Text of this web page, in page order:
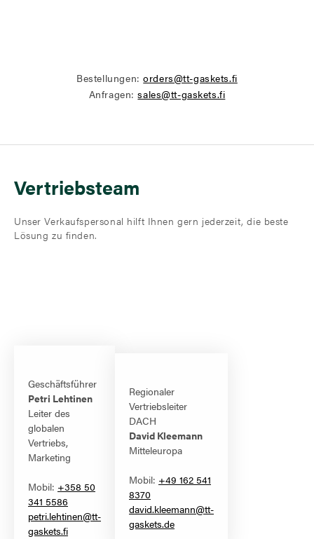
Bestellungen:orders@tt-gaskets.fi
Anfragen:sales@tt-gaskets.fi
Vertriebsteam
Unser Verkaufspersonal hilft Ihnen gern jederzeit, die beste
Lösung zu finden.
Geschäftsführer
Petri Lehtinen
Leiter des
globalen
Vertriebs,
Marketing
Mobil: +358 50
341 5586
petri.lehtinen@tt-
gaskets.fi
Regionaler
Vertriebsleiter
DACH
David Kleemann
Mitteleuropa
Mobil: +49 162 541
8370
david.kleemann@tt-
gaskets.de